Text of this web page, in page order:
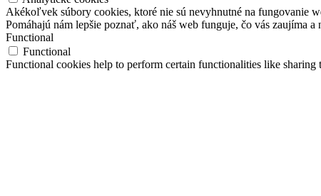
Akékoľvek súbory cookies, ktoré nie sú nevyhnutné na fungovanie
Pomáhajú nám lepšie poznať, ako náš web funguje, čo vás zaujíma
Functional
Functional
Functional cookies help to perform certain functionalities like